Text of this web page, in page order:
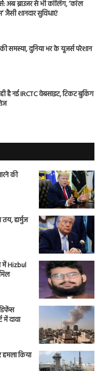
अब ब्राउजर से भी कॉलिंग, ‘कॉल
जैसी शानदार सुविधाएं
दुनिया भर के यूजर्स परेशान
है नई IRCTC वेबसाइट, टिकट बुकिंग
की
हार्मुज
में Hizbul
में दावा
किया